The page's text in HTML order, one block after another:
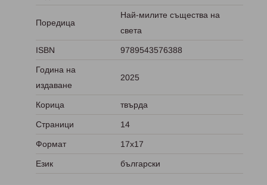
Поредица
Най-милите същества на
света
ISBN 9789543576388
Година на
издаване
2025
Корица твърда
Страници 14
Формат 17х17
Език български